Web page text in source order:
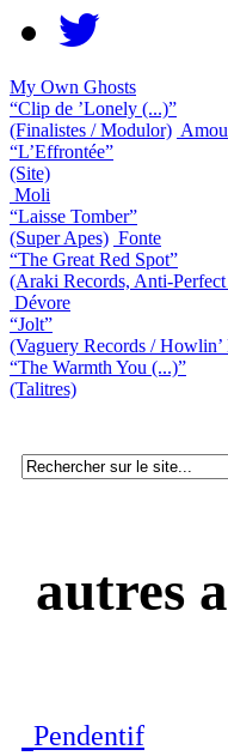
My Own Ghosts
“Clip de ’Lonely (...)”
(Finalistes / Modulor)
“L’Effrontée”
(Site)
Moli
“Laisse Tomber”
(Super Apes) Fonte
“The Great Red Spot”
(Araki Records, Anti-
Dévore
“Jolt”
(Vaguery Records /
“The Warmth You (...)”
(Talitres)
autres
Pendentif